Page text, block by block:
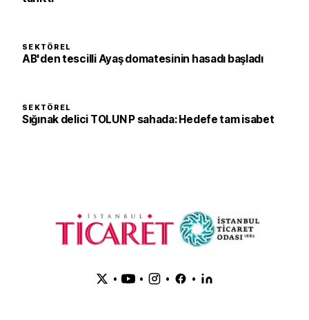
SEKTÖREL
AB'den tescilli Ayaş domatesinin hasadı başladı
SEKTÖREL
Sığınak delici TOLUN P sahada: Hedefe tam isabet
• • • •